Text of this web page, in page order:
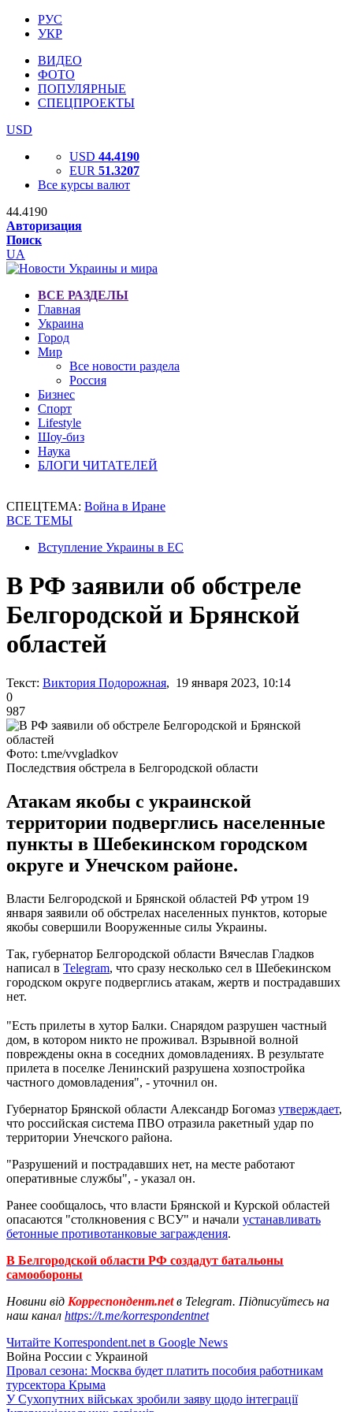
РУС
УКР
ВИДЕО
ФОТО
ПОПУЛЯРНЫЕ
СПЕЦПРОЕКТЫ
USD
USD 44.4190
EUR 51.3207
Все курсы валют
44.4190
Авторизация
Поиск
UA
ВСЕ РАЗДЕЛЫ
Главная
Украина
Город
Мир
Все новости раздела
Россия
Бизнес
Спорт
Lifestyle
Шоу-биз
Наука
БЛОГИ ЧИТАТЕЛЕЙ
СПЕЦТЕМА: Война в Иране
ВСЕ ТЕМЫ
Вступление Украины в ЕС
В РФ заявили об обстреле
Белгородской и Брянской
областей
Текст: Виктория Подорожная, 19 января 2023, 10:14
0
987
Фото: t.me/vvgladkov
Последствия обстрела в Белгородской области
Атакам якобы с украинской
территории подверглись населенные
пункты в Шебекинском городском
округе и Унечском районе.
Власти Белгородской и Брянской областей РФ утром 19
января заявили об обстрелах населенных пунктов, которые
якобы совершили Вооруженные силы Украины.
Так, губернатор Белгородской области Вячеслав Гладков
написал в Telegram, что сразу несколько сел в Шебекинском
городском округе подверглись атакам, жертв и пострадавших
нет.
"Есть прилеты в хутор Балки. Снарядом разрушен частный
дом, в котором никто не проживал. Взрывной волной
повреждены окна в соседних домовладениях. В результате
прилета в поселке Ленинский разрушена хозпостройка
частного домовладения", - уточнил он.
Губернатор Брянской области Александр Богомаз утверждает,
что российская система ПВО отразила ракетный удар по
территории Унечского района.
"Разрушений и пострадавших нет, на месте работают
оперативные службы", - указал он.
Ранее сообщалось, что власти Брянской и Курской областей
опасаются "столкновения с ВСУ" и начали устанавливать
бетонные противотанковые заграждения.
В Белгородской области РФ создадут батальоны
самообороны
Новини від Корреспондент.netв Telegram. Підписуйтесь на
наш канал https://t.me/korrespondentnet
Читайте Korrespondent.net в Google News
Война России с Украиной
Провал сезона: Москва будет платить пособия работникам
турсектора Крыма
У Сухопутних військах зробили заяву щодо інтеграції